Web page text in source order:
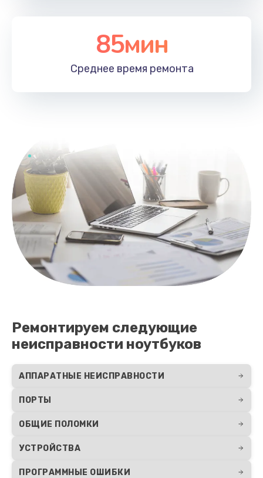
85мин
Среднее время ремонта
Ремонтируем следующие
неисправности ноутбуков
АППАРАТНЫЕ НЕИСПРАВНОСТИ
ПОРТЫ
ОБЩИЕ ПОЛОМКИ
УСТРОЙСТВА
ПРОГРАММНЫЕ ОШИБКИ